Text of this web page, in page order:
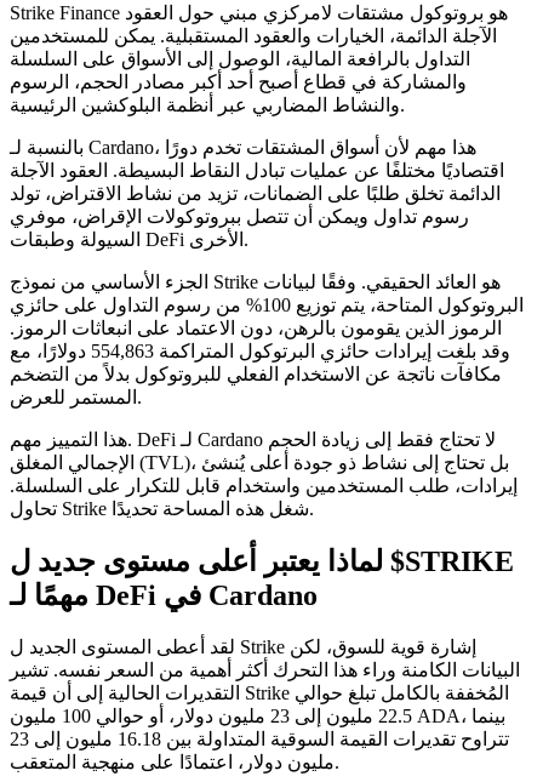
Strike Finance هو بروتوكول مشتقات لامركزي مبني حول العقود
الآجلة الدائمة، الخيارات والعقود المستقبلية. يمكن للمستخدمين
التداول بالرافعة المالية، الوصول إلى الأسواق على السلسلة
والمشاركة في قطاع أصبح أحد أكبر مصادر الحجم، الرسوم
والنشاط المضاربي عبر أنظمة البلوكشين الرئيسية.
بالنسبة لـ Cardano، هذا مهم لأن أسواق المشتقات تخدم دورًا
اقتصاديًا مختلفًا عن عمليات تبادل النقاط البسيطة. العقود الآجلة
الدائمة تخلق طلبًا على الضمانات، تزيد من نشاط الاقتراض، تولد
رسوم تداول ويمكن أن تتصل ببروتوكولات الإقراض، موفري
السيولة وطبقات DeFi الأخرى.
الجزء الأساسي من نموذج Strike هو العائد الحقيقي. وفقًا لبيانات
البروتوكول المتاحة، يتم توزيع 100% من رسوم التداول على حائزي
الرموز الذين يقومون بالرهن، دون الاعتماد على انبعاثات الرموز.
وقد بلغت إيرادات حائزي البرتوكول المتراكمة 554,863 دولارًا، مع
مكافآت ناتجة عن الاستخدام الفعلي للبروتوكول بدلاً من التضخم
المستمر للعرض.
هذا التمييز مهم. DeFi لـ Cardano لا تحتاج فقط إلى زيادة الحجم
الإجمالي المغلق (TVL)، بل تحتاج إلى نشاط ذو جودة أعلى يُنشئ
إيرادات، طلب المستخدمين واستخدام قابل للتكرار على السلسلة.
تحاول Strike شغل هذه المساحة تحديدًا.
لماذا يعتبر أعلى مستوى جديد ل $STRIKE
مهمًا لـ DeFi في Cardano
لقد أعطى المستوى الجديد ل Strike إشارة قوية للسوق، لكن
البيانات الكامنة وراء هذا التحرك أكثر أهمية من السعر نفسه. تشير
التقديرات الحالية إلى أن قيمة Strike المُخففة بالكامل تبلغ حوالي
22.5 مليون إلى 23 مليون دولار، أو حوالي 100 مليون ADA، بينما
تتراوح تقديرات القيمة السوقية المتداولة بين 16.18 مليون إلى 23
مليون دولار، اعتمادًا على منهجية المتعقب.